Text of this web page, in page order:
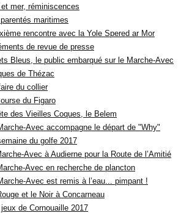
mer, réminiscences
maritimes
rencontre avec la Yole Spered ar Mor
de revue de presse
Bleus, le public embarqué sur le Marche-Avec
de Thézac
du collier
du Figaro
des Vieilles Coques, le Belem
Avec accompagne le départ de "Why"
du golfe 2017
Avec à Audierne pour la Route de l’Amitié
Avec en recherche de plancton
Avec est remis à l’eau... pimpant !
et le Noir à Concarneau
jeux de Cornouaille 2017